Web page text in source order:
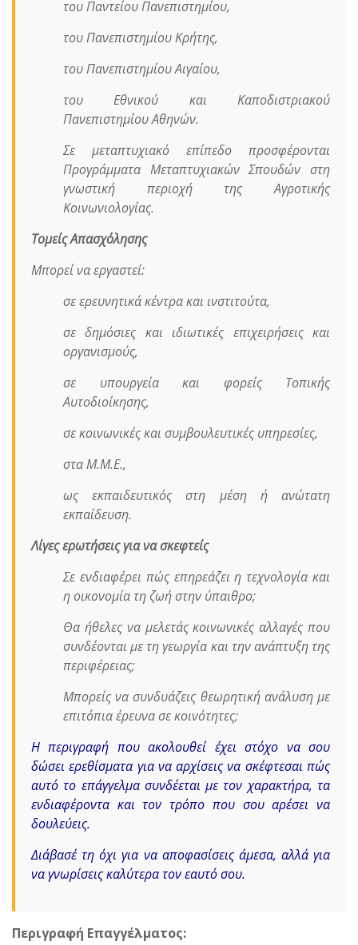
του Παντείου Πανεπιστημίου,
του Πανεπιστημίου Κρήτης,
του Πανεπιστημίου Αιγαίου,
του Εθνικού και Καποδιστριακού
Πανεπιστημίου Αθηνών.
Σε μεταπτυχιακό επίπεδο προσφέρονται
Προγράμματα Μεταπτυχιακών Σπουδών στη
γνωστική περιοχή της Αγροτικής
Κοινωνιολογίας.
Τομείς Απασχόλησης
Μπορεί να εργαστεί:
σε ερευνητικά κέντρα και ινστιτούτα,
σε δημόσιες και ιδιωτικές επιχειρήσεις και
οργανισμούς,
σε υπουργεία και φορείς Τοπικής
Αυτοδιοίκησης,
σε κοινωνικές και συμβουλευτικές υπηρεσίες,
στα Μ.Μ.Ε.,
ως εκπαιδευτικός στη μέση ή ανώτατη
εκπαίδευση.
Λίγες ερωτήσεις για να σκεφτείς
Σε ενδιαφέρει πώς επηρεάζει η τεχνολογία και
η οικονομία τη ζωή στην ύπαιθρο;
Θα ήθελες να μελετάς κοινωνικές αλλαγές που
συνδέονται με τη γεωργία και την ανάπτυξη της
περιφέρειας;
Μπορείς να συνδυάζεις θεωρητική ανάλυση με
επιτόπια έρευνα σε κοινότητες;
Η περιγραφή που ακολουθεί έχει στόχο να σου
δώσει ερεθίσματα για να αρχίσεις να σκέφτεσαι πώς
αυτό το επάγγελμα συνδέεται με τον χαρακτήρα, τα
ενδιαφέροντα και τον τρόπο που σου αρέσει να
δουλεύεις.
Διάβασέ τη όχι για να αποφασίσεις άμεσα, αλλά για
να γνωρίσεις καλύτερα τον εαυτό σου.
Περιγραφή Επαγγέλματος: